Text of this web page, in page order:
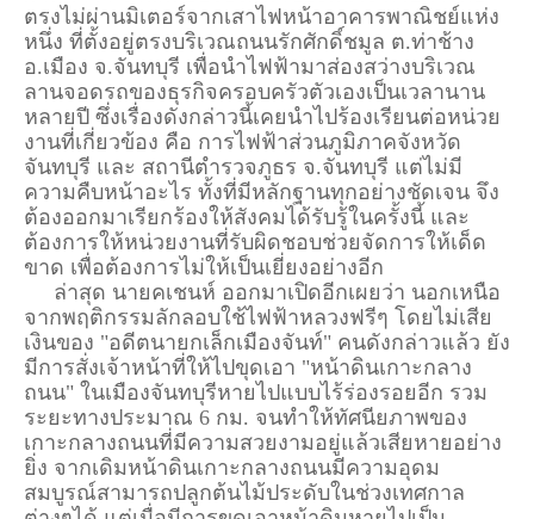
ตรงไม่ผ่านมิเตอร์จากเสาไฟหน้าอาคารพาณิชย์แห่ง
หนึ่ง ที่ตั้งอยู่ตรงบริเวณถนนรักศักดิ์ชมูล ต.ท่าช้าง
อ.เมือง จ.จันทบุรี เพื่อนำไฟฟ้ามาส่องสว่างบริเวณ
ลานจอดรถของธุรกิจครอบครัวตัวเองเป็นเวลานาน
หลายปี ซึ่งเรื่องดังกล่าวนี้เคยนำไปร้องเรียนต่อหน่วย
งานที่เกี่ยวข้อง คือ การไฟฟ้าส่วนภูมิภาคจังหวัด
จันทบุรี และ สถานีตำรวจภูธร จ.จันทบุรี แต่ไม่มี
ความคืบหน้าอะไร ทั้งที่มีหลักฐานทุกอย่างชัดเจน จึง
ต้องออกมาเรียกร้องให้สังคมได้รับรู้ในครั้งนี้ และ
ต้องการให้หน่วยงานที่รับผิดชอบช่วยจัดการให้เด็ด
ขาด เพื่อต้องการไม่ให้เป็นเยี่ยงอย่างอีก
ล่าสุด นายคเชนห์ ออกมาเปิดอีกเผยว่า นอกเหนือ
จากพฤติกรรมลักลอบใช้ไฟฟ้าหลวงฟรีๆ โดยไม่เสีย
เงินของ "อดีตนายกเล็กเมืองจันท์" คนดังกล่าวแล้ว ยัง
มีการสั่งเจ้าหน้าที่ให้ไปขุดเอา "หน้าดินเกาะกลาง
ถนน" ในเมืองจันทบุรีหายไปแบบไร้ร่องรอยอีก รวม
ระยะทางประมาณ 6 กม. จนทำให้ทัศนียภาพของ
เกาะกลางถนนที่มีความสวยงามอยู่แล้วเสียหายอย่าง
ยิ่ง จากเดิมหน้าดินเกาะกลางถนนมีความอุดม
สมบูรณ์สามารถปลูกต้นไม้ประดับในช่วงเทศกาล